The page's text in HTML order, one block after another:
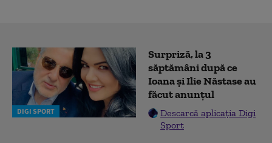
DIGI SPORT
Surpriză, la 3
săptămâni după ce
Ioana și Ilie Năstase au
făcut anunțul
Descarcă aplicația Digi
Sport